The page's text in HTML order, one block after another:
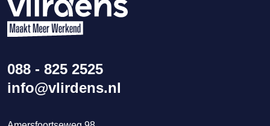
088 - 825 2525
info@vlirdens.nl